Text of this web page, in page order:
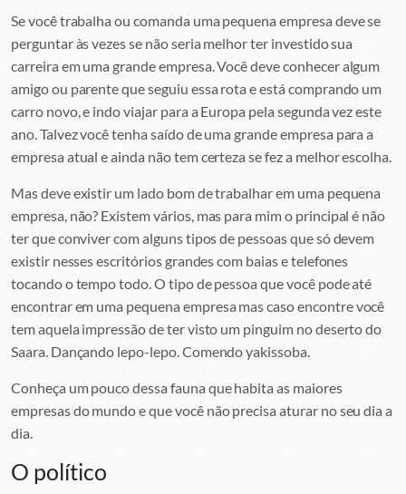
Se você trabalha ou comanda uma pequena empresa deve se
perguntar às vezes se não seria melhor ter investido sua
carreira em uma grande empresa. Você deve conhecer algum
amigo ou parente que seguiu essa rota e está comprando um
carro novo, e indo viajar para a Europa pela segunda vez este
ano. Talvez você tenha saído de uma grande empresa para a
empresa atual e ainda não tem certeza se fez a melhor escolha.
Mas deve existir um lado bom de trabalhar em uma pequena
empresa, não? Existem vários, mas para mim o principal é não
ter que conviver com alguns tipos de pessoas que só devem
existir nesses escritórios grandes com baias e telefones
tocando o tempo todo. O tipo de pessoa que você pode até
encontrar em uma pequena empresa mas caso encontre você
tem aquela impressão de ter visto um pinguim no deserto do
Saara. Dançando lepo-lepo. Comendo yakissoba.
Conheça um pouco dessa fauna que habita as maiores
empresas do mundo e que você não precisa aturar no seu dia a
dia.
O político